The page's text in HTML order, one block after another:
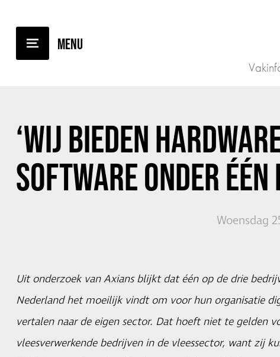
‘WIJ BIEDEN
SOFTWARE ONDER
Woensdag
Uit onderzoek van Axians blijkt dat één op de drie
Nederland het moeilijk vindt om voor hun organisatie
vertalen naar de eigen sector. Dat hoeft niet te gelden
vleesverwerkende bedrijven in de vleessector, want zij